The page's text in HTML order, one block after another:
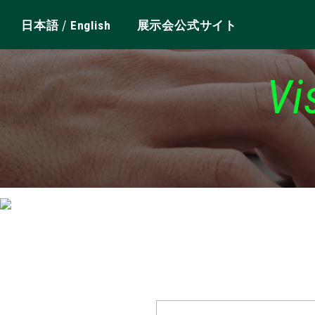
日本語/ English 展示会公式サイト